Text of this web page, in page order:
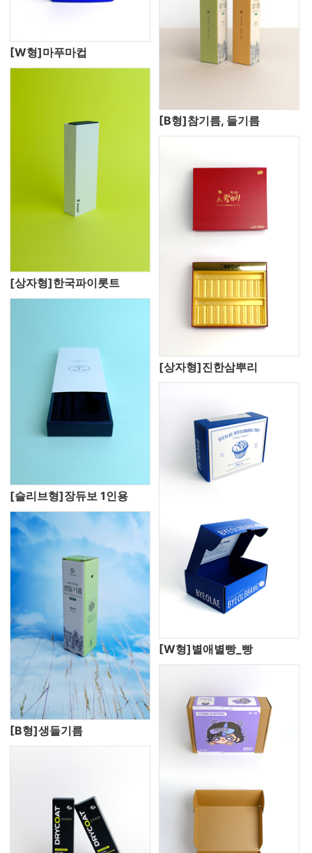
[W형]마푸마컵
[상자형]한국파이롯트
[B형]참기름, 들기름
[슬리브형]장듀보 1인용
[상자형]진한삼뿌리
[B형]생들기름
[W형]별애별빵_빵